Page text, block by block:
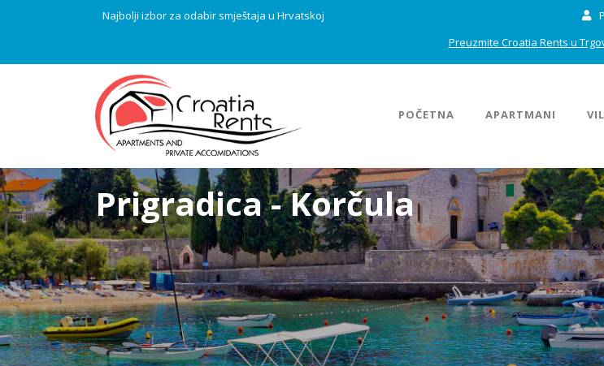
Najbolji izbor za odabir smještaja u Hrvatskoj
Preuzmite Croatia Rents u
POČETNA APARTMANI
Prigradica - Korčula